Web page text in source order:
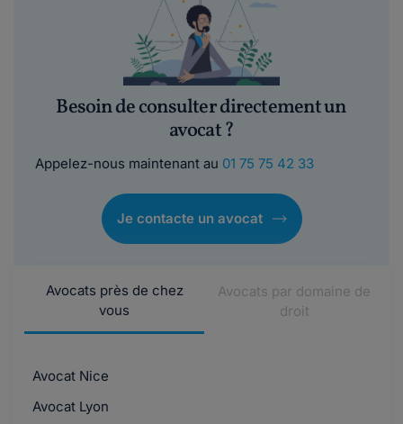
Besoin de consulter directement un
avocat ?
Appelez-nous maintenant au 01 75 75 42 33
Je contacte un avocat
Avocats près de chez
vous
Avocats par domaine de
droit
Avocat Nice
Avocat Lyon